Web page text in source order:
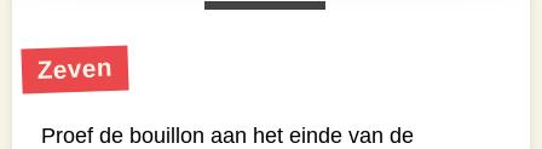
Zeven
Proef de bouillon aan het einde van de